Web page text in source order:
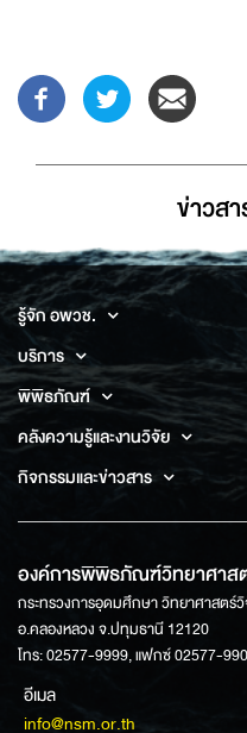
ข่าวส
รู้จัก อพวช.
บริการ
พิพิธภัณฑ์
คลังความรู้และงานวิจัย
กิจกรรมและข่าวสาร
องค์การพิพิธภัณฑ์วิทยาศาส
กระทรวงการอุดมศึกษา วิทยาศาสตร์
อ.คลองหลวง จ.ปทุมธานี 12120
โทร: 02577-9999, แฟกซ์ 02577-
อีเมล
info@nsm.or.th